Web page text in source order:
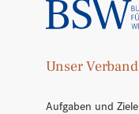
Unser Verband
Aufgaben und Ziele